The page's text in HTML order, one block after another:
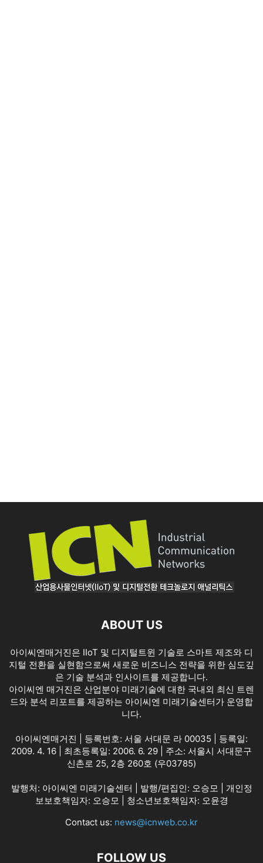
ABOUT US
아이씨엔매거진은 IIoT 및 디지털트윈 기술로 스마트 제조와 디
지털 전환을 실현함으로써 새로운 비즈니스 전략을 위한 심도깊
은 기술 분석과 인사이트를 제공합니다.
아이씨엔 매거진은 산업분야 미래기술에 대한 국내외 최신 트렌
드와 분석 리포트를 제공하는 아이씨엔 미래기술센터가 운영합
니다.
아이씨엔매거진 | 등록번호: 서울 서대문 라 00035 | 등록일:
2009. 4. 16 | 최초등록일: 2006. 6. 29 | 주소: 서울시 서대문구
신촌로 25, 2층 260호 (우03785)
발행처: 아이씨엔 미래기술센터 | 발행/편집인: 오승모 | 개인정
보보호책임자: 오승모 | 청소년보호책임자: 오윤경
Contact us: news@icnweb.co.kr
FOLLOW US